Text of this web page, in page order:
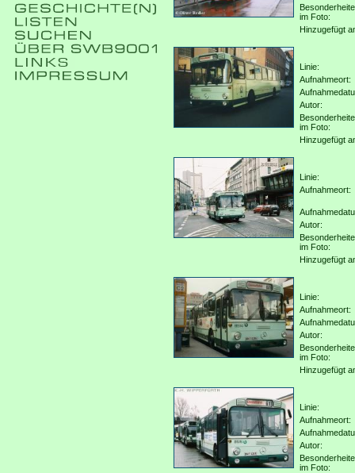
im Foto:
Hinzugefügt
Linie:
Aufnahmeort:
Autor:
im Foto:
Hinzugefügt
Linie:
Aufnahmeort:
Autor:
im Foto:
Hinzugefügt
Linie:
Aufnahmeort:
Autor:
im Foto:
Hinzugefügt
Linie:
Aufnahmeort:
Autor:
im Foto: